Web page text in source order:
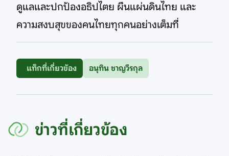
ดูแลและปกป้องอธิปไตย ผืนแผ่นดินไทย และ
ความสงบสุขของคนไทยทุกคนอย่างเต็มที่
แท็กที่เกี่ยวข้อง อนุทิน ชาญวีรกุล
ข่าวที่เกี่ยวข้อง